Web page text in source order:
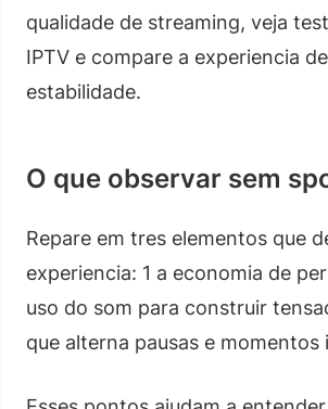
qualidade de streaming, veja
IPTV e compare a experiencia
estabilidade.
O que observar sem
Repare em tres elementos que
experiencia: 1 a economia de
uso do som para construir
que alterna pausas e momentos